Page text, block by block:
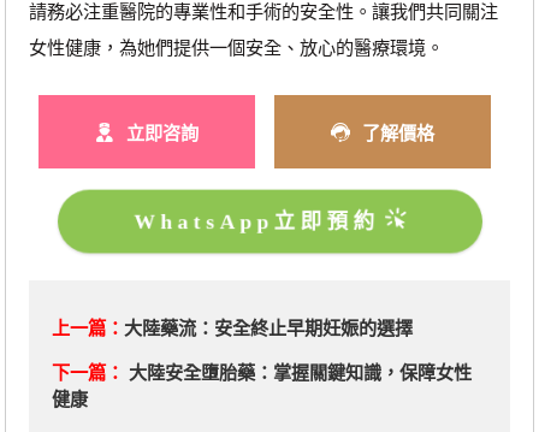
請務必注重醫院的專業性和手術的安全性。讓我們共同關注
女性健康，為她們提供一個安全、放心的醫療環境。
立即咨詢 了解價格
WhatsApp立即預約
上一篇： 大陸藥流：安全終止早期妊娠的選擇
下一篇： 大陸安全墮胎藥：掌握關鍵知識，保障女性
健康